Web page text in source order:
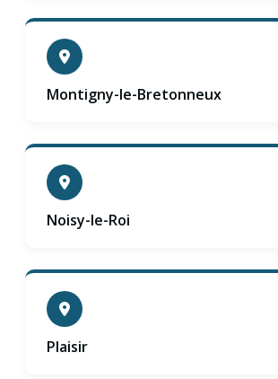
Montigny-le-Bretonneux
Noisy-le-Roi
Plaisir